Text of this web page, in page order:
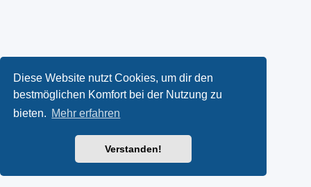
Diese Website nutzt Cookies, um dir den
bestmöglichen Komfort bei der Nutzung zu
bieten. Mehr erfahren
Verstanden!